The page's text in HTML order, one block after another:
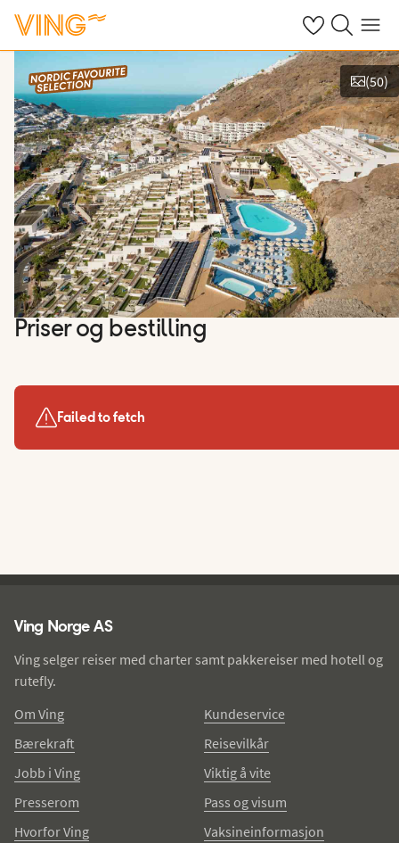
Se dine sparte
Søk påMeny
Se bilder og film
(50)
Priser og bestilling
Failed to fetch
Ving Norge AS
Ving selger reiser med charter samt pakkereiser med hotell og
rutefly.
Om Ving
Bærekraft
Jobb i Ving
Presserom
Hvorfor Ving
Kundeservice
Reisevilkår
Viktig å vite
Pass og visum
Vaksineinformasjon